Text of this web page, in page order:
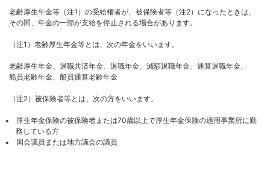
老齢厚生年金等（注1）の受給権者が、被保険者等（注2）になったときは、
その間、年金の一部が支給を停止される場合があります。
（注1）老齢厚生年金等とは、次の年金をいいます。
老齢厚生年金、退職共済年金、退職年金、減額退職年金、通算退職年金、
船員老齢年金、船員通算老齢年金
（注2）被保険者等とは、次の方をいいます。
厚生年金保険の被保険者または70歳以上で厚生年金保険の適用事業所に勤
務している方
国会議員または地方議会の議員